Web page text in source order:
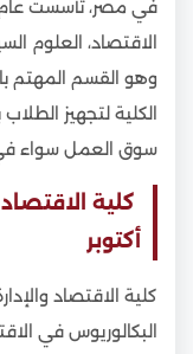
الاقتصاد، العلوم
وهو القسم المهتم
الكلية لتجهيز
سوق العمل سواء
أكتوبر
البكالوريوس في